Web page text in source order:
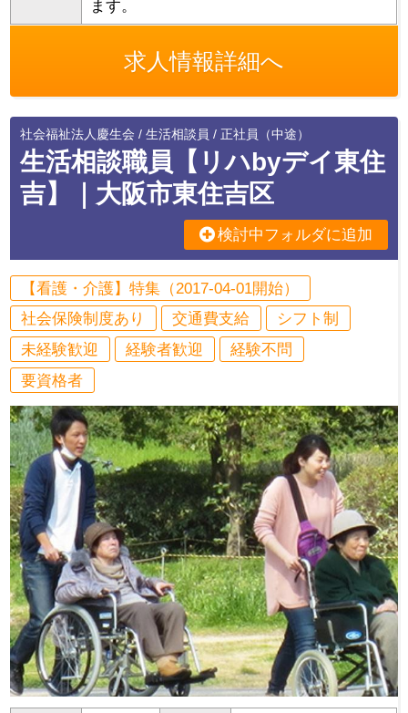
ます。
求人情報詳細へ
社会福祉法人慶生会 / 生活相談員 / 正社員（中途）
生活相談職員【リハbyデイ東住
吉】｜大阪市東住吉区
検討中フォルダに追加
【看護・介護】特集（2017-04-01開始）
社会保険制度あり
交通費支給
シフト制
未経験歓迎
経験者歓迎
経験不問
要資格者